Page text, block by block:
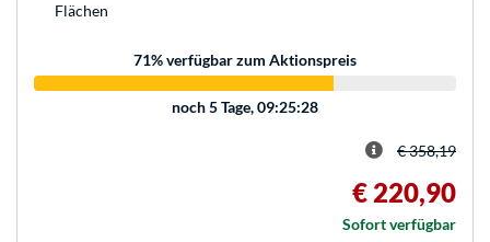
Flächen
71% verfügbar zum Aktionspreis
noch5 Tage, 09:25:28
€ 358,19
€ 220,90
Sofort verfügbar